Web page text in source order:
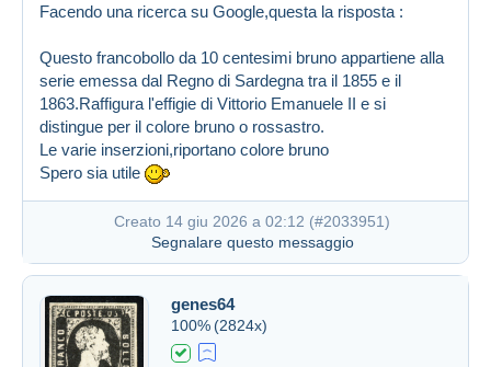
Creato 10 giu 2026 a 20:10
Facendo una ricerca su Google,questa la risposta :
Questo francobollo da 10 centesimi bruno appartiene alla
serie emessa dal Regno di Sardegna tra il 1855 e il
1863.Raffigura l'effigie di Vittorio Emanuele II e si
distingue per il colore bruno o rossastro.
Le varie inserzioni,riportano colore bruno
Spero sia utile
Creato 14 giu 2026 a 02:12 (#2033951)
Segnalare questo messaggio
genes64
100% (2824x)